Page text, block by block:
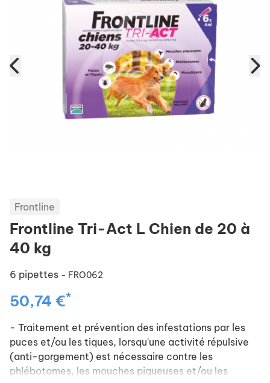
Frontline
Frontline Tri-Act L Chien de 20 à
40 kg
6 pipettes - FRO062
50,74 €*
- Traitement et prévention des infestations par les
puces et/ou les tiques, lorsqu'une activité répulsive
(anti-gorgement) est nécessaire contre les
phlébotomes, les mouches piqueuses et/ou les